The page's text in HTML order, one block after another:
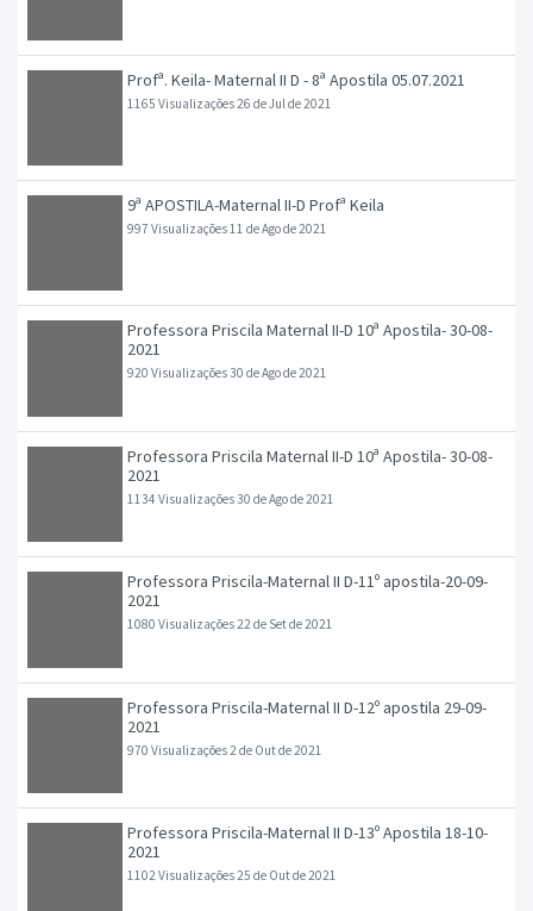
Profª. Keila- Maternal II D - 8ª Apostila 05.07.2021
1165 Visualizações26 de Jul de 2021
9ª APOSTILA-Maternal II-D Profª Keila
997 Visualizações11 de Ago de 2021
Professora Priscila Maternal II-D 10ª Apostila- 30-08-
2021
920 Visualizações30 de Ago de 2021
Professora Priscila Maternal II-D 10ª Apostila- 30-08-
2021
1134 Visualizações30 de Ago de 2021
Professora Priscila-Maternal II D-11º apostila-20-09-
2021
1080 Visualizações22 de Set de 2021
Professora Priscila-Maternal II D-12º apostila 29-09-
2021
970 Visualizações2 de Out de 2021
Professora Priscila-Maternal II D-13º Apostila 18-10-
2021
1102 Visualizações25 de Out de 2021